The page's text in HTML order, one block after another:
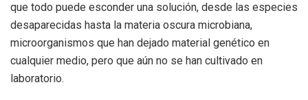
que todo puede esconder una solución, desde las especies
desaparecidas hasta la materia oscura microbiana,
microorganismos que han dejado material genético en
cualquier medio, pero que aún no se han cultivado en
laboratorio.